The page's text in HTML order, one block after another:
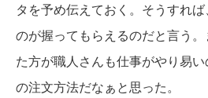
タを予め伝えておく。そうすれ
のが握ってもらえるのだと言う
た方が職人さんも仕事がやり易
の注文方法だなぁと思った。